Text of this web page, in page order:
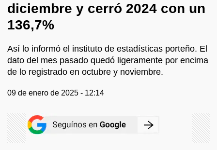
diciembre y cerró 2024 con un
136,7%
Así lo informó el instituto de estadísticas porteño. El
dato del mes pasado quedó ligeramente por encima
de lo registrado en octubre y noviembre.
09 de enero de 2025 - 12:14